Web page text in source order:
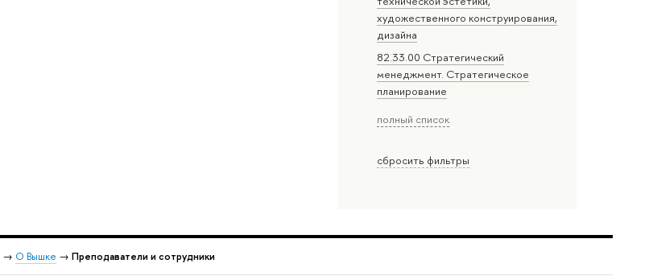
художественного конструирования,
дизайна
82.33.00 Стратегический
менеджмент. Стратегическое
планирование
полный список
сбросить фильтры
→ О Вышке → Преподаватели и сотрудники